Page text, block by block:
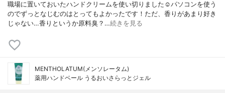
職場に置いておいたハンドクリームを使い切りました☺️パソコンを使う
のでずっとなじむのはとってもよかったです！ただ、香りがあまり好き
じゃない…香りというか原料臭？…続きを見る
MENTHOLATUM(メンソレータム)
薬用ハンドベール うるおいさらっとジェル